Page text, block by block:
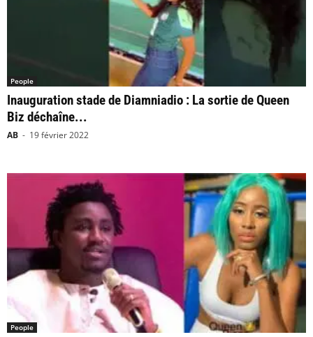
People
Inauguration stade de Diamniadio : La sortie de Queen
Biz déchaîne...
AB - 19 février 2022
People